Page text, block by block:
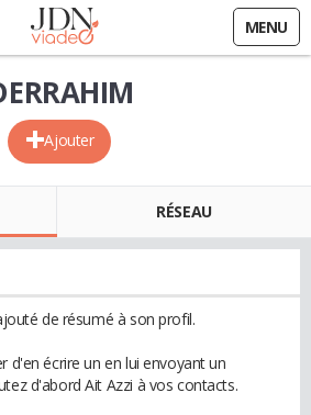
MENU
Ajouter
RÉSEAU
de résumé à son profil.
d'en écrire un en lui envoyant un
d'abord Ait Azzi à vos contacts.